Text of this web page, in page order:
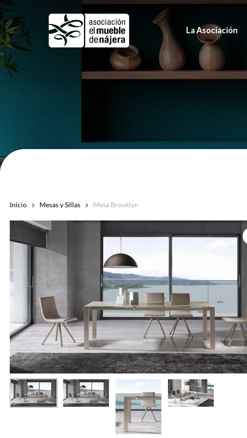
Skip
to
main
content
Hit enter to search or ESC to close
La Asociación
Inicio Mesas y Sillas Mesa Brooklyn